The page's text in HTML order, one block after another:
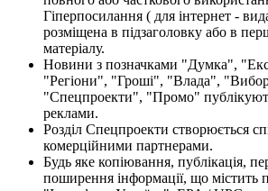
Гіперпосилання ( для інтернет -
розміщена в підзаголовку або в
матеріалу.
Новини з позначками "Думка",
"Регіони", "Гроші", "Влада",
"Спецпроекти", "Промо"
реклами.
Розділ Спецпроекти створюється
комерційними партнерами.
Будь яке копіювання, публікація,
поширення інформації, що містить